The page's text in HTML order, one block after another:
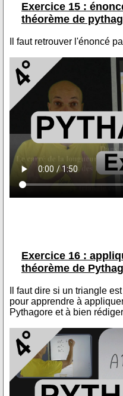
Exercice 15 :
théorème de
Il faut retrouver l'énoncé
Exercice 16 :
théorème de
Il faut dire si un triangle
pour apprendre à
Pythagore et à bien